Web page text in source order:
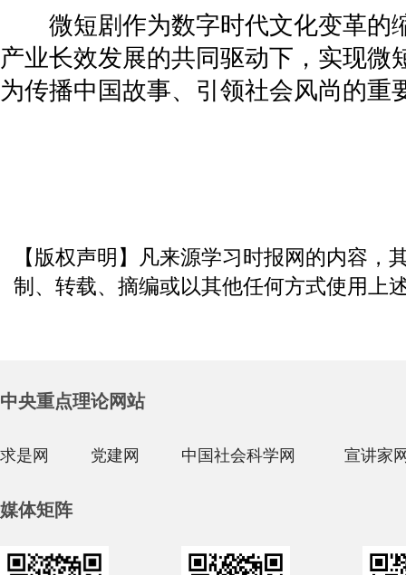
微短剧作为数字时代文化变革的
产业长效发展的共同驱动下，实现微
为传播中国故事、引领社会风尚的重
【版权声明】凡来源学习时报网的内容
制、转载、摘编或以其他任何方式使用上
中央重点理论网站
求是网 党建网 中国社会科学网 宣讲家
媒体矩阵